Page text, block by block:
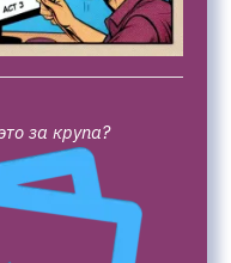
за крупа?